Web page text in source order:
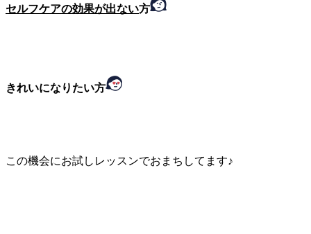
セルフケアの効果が出ない方
きれいになりたい方
この機会にお試しレッスンでおまちしてます♪